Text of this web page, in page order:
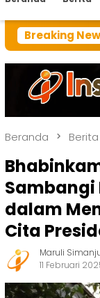
Breaking
rumah kali ini
Beranda Berita
Sambangi
dalam
Cita
Maruli
11 Februari